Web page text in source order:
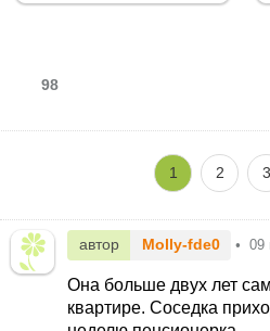
98
1 2 3
автор Molly-fde0 • 09
Она больше двух лет
квартире. Соседка